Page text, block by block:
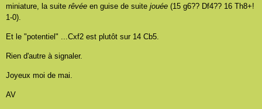
miniature, la suite rêvée en guise de suite jouée (15 g6?? Df4?? 16 Th8+!
1-0).
Et le "potentiel" ...Cxf2 est plutôt sur 14 Cb5.
Rien d'autre à signaler.
Joyeux moi de mai.
AV